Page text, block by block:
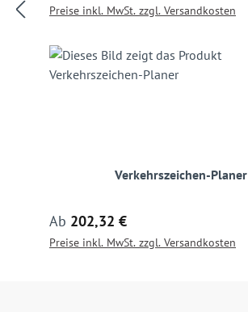
Preise inkl. MwSt. zzgl. Versandkosten
Verkehrszeichen-Planer
Regulärer Preis:
Ab 202,32 €
Preise inkl. MwSt. zzgl. Versandkosten